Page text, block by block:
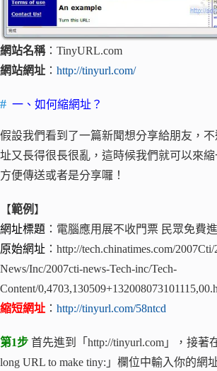
網站名稱：TinyURL.com
網站網址 ： http://tinyurl.com/
一、如何縮網址？
假設我們看到了一篇新聞想分享給朋友，不
址又長得很長很亂，這時候我們就可以來縮
方便傳送或者是分享囉！
【範例 】
網址標題 ：電腦應用展不收門票 民眾免費
原始網址 ：http://tech.chinatimes.com/
News/Inc/2007cti-news-Tech-inc/Tech-
Content/
縮短網址 ： http://tinyurl.com/58ntcd
第1步 首先進到「http://tinyurl.com」，接著
long URL to make tiny:」欄位中輸入你的網